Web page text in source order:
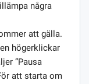
några
att gälla.
högerklickar
”Pausa
att starta om